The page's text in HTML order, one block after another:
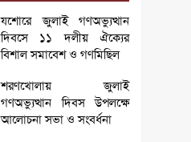
যশোরে জুলাই গণঅভ্যুত্থান
দিবসে ১১ দলীয় ঐক্যের
বিশাল সমাবেশ ও গণমিছিল
শরণখোলায় জুলাই
গণঅভ্যুত্থান দিবস উপলক্ষে
আলোচনা সভা ও সংবর্ধনা